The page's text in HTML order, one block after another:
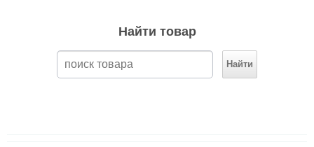
Найти товар